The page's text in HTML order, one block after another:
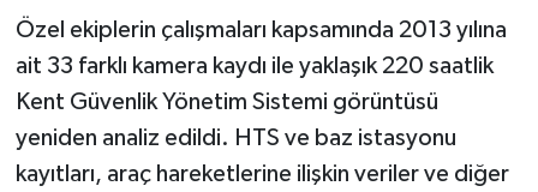
Özel ekiplerin çalışmaları kapsamında 2013 yılına
ait 33 farklı kamera kaydı ile yaklaşık 220 saatlik
Kent Güvenlik Yönetim Sistemi görüntüsü
yeniden analiz edildi. HTS ve baz istasyonu
kayıtları, araç hareketlerine ilişkin veriler ve diğer